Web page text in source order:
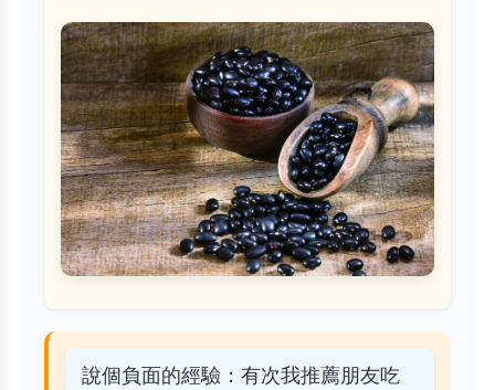
說個負面的經驗：有次我推薦朋友吃